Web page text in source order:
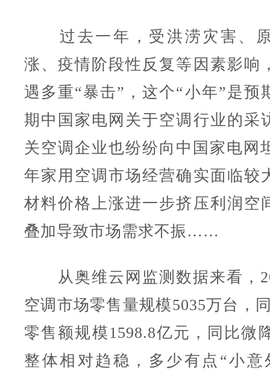
过去一年，受洪涝灾害、
涨、疫情阶段性反复等因素影响
遇多重“暴击”，这个“小年”是预
期中国家电网关于空调行业的采
关空调企业也纷纷向中国家电网
年家用空调市场经营确实面临较
材料价格上涨进一步挤压利润空
叠加导致市场需求不振……
从奥维云网监测数据来看，
空调市场零售量规模5035万台，
零售额规模1598.8亿元，同比微
整体相对趋稳，多少有点“小意